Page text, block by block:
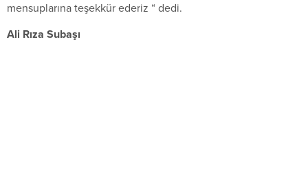
mensuplarına teşekkür ederiz “ dedi.
Ali Rıza Subaşı